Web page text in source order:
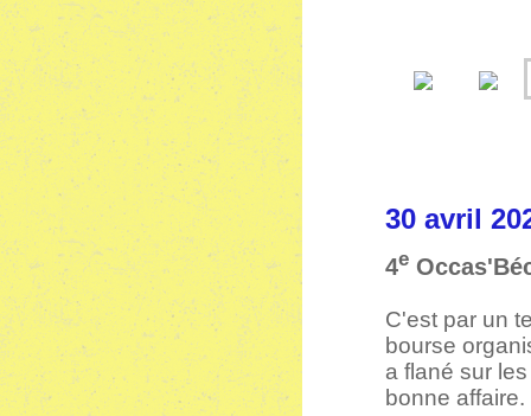
30
4e
C'est par un
bourse
a flané sur
bonne affaire.